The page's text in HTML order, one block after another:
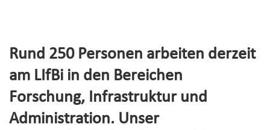
Rund 250 Personen arbeiten derzeit
am LIfBi in den Bereichen
Forschung, Infrastruktur und
Administration. Unser